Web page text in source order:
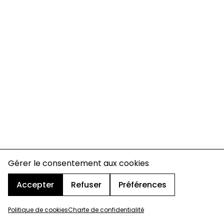
Gérer le consentement aux cookies
Accepter
Refuser Préférences
Politique de cookiesCharte de confidentialité